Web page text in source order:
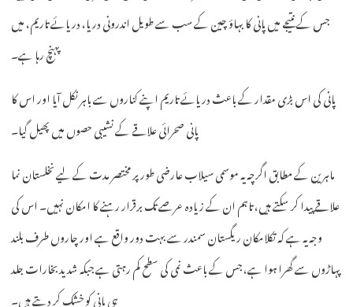
جس کے نتیجے میں پانی کا بہاؤ چین کے سب سے طویل اندرونی دریا، دریائے تاریم، میں
پہنچ رہا ہے۔
پانی کی اس بڑی مقدار کے باعث دریائے تاریم اپنے کناروں سے باہر نکل آیا اور اس کا
پانی صحرائی علاقے کے نشیبی حصوں میں پھیل گیا۔
ماہرین کے مطابق اگرچہ یہ موسمی سیلاب عارضی طور پر مختصر مدت کے لیے نخلستان نما
علاقے پیدا کر سکتے ہیں، تاہم ان کے زیادہ عرصے تک برقرار رہنے کا امکان نہیں۔ اس کی
وجہ یہ ہے کہ تکلامکان ریگستان سمندر سے بہت دور واقع ہے اور چاروں طرف بلند
پہاڑوں سے گھرا ہوا ہے، جس کے باعث نمی کی سطح کم رہتی ہے جبکہ شدید بخارات جلد
ہی پانی کو خشک کر دیتے ہیں۔